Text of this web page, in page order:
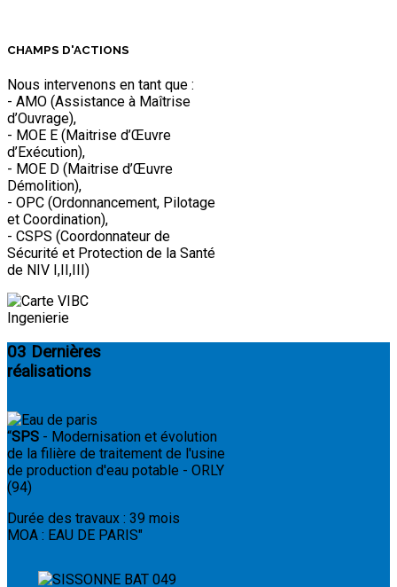
CHAMPS D'ACTIONS
Nous intervenons en tant que :
- AMO (Assistance à Maîtrise
d’Ouvrage),
- MOE E (Maitrise d’Œuvre
d’Exécution),
- MOE D (Maitrise d’Œuvre
Démolition),
- OPC (Ordonnancement, Pilotage
et Coordination),
- CSPS (Coordonnateur de
Sécurité et Protection de la Santé
de NIV I,II,III)
03 Dernières
réalisations
“SPS - Modernisation et évolution
de la filière de traitement de l'usine
de production d'eau potable - ORLY
(94)
Durée des travaux : 39 mois
MOA : EAU DE PARIS"